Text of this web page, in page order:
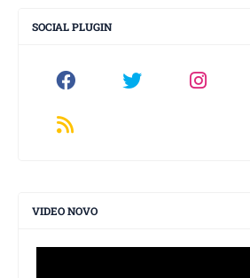
SOCIAL PLUGIN
VIDEO NOVO